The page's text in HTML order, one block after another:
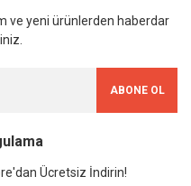
ve yeni ürünlerden haberdar
ABONE OL
Ücretsiz İndirin!